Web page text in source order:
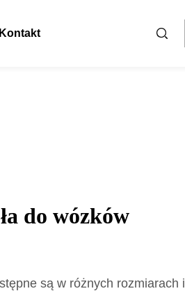
Kontakt
do wózków
są w różnych rozmiarach i